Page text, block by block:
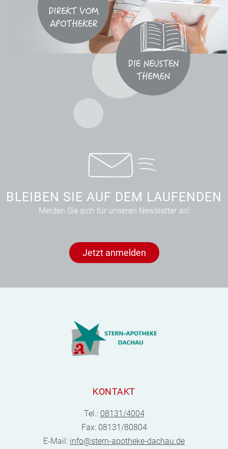
BLEIBEN SIE AUF DEM LAUFENDEN
Melden Sie sich für unseren Newsletter an!
Jetzt anmelden
KONTAKT
Tel.: 08131/4004
Fax: 08131/80804
E-Mail: info@stern-apotheke-dachau.de